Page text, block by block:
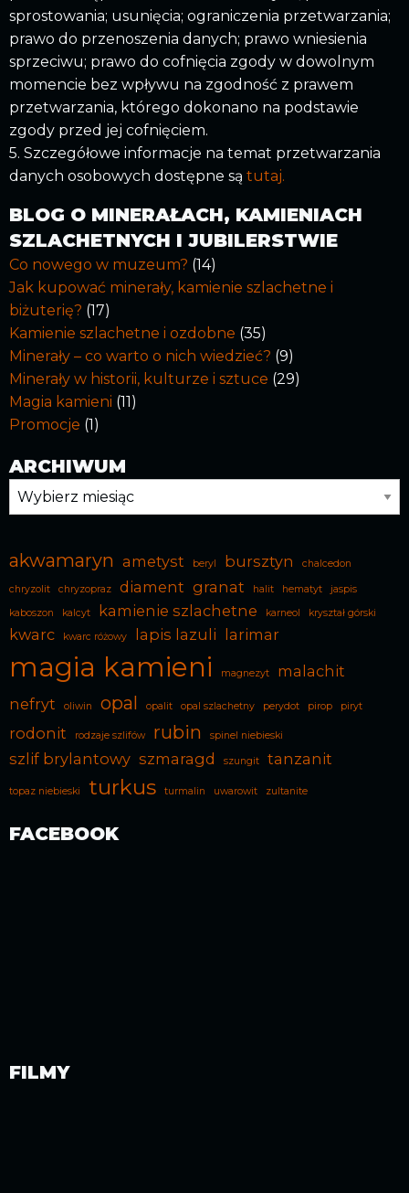
sprostowania; usunięcia; ograniczenia przetwarzania;
prawo do przenoszenia danych; prawo wniesienia
sprzeciwu; prawo do cofnięcia zgody w dowolnym
momencie bez wpływu na zgodność z prawem
przetwarzania, którego dokonano na podstawie
zgody przed jej cofnięciem.
5. Szczegółowe informacje na temat przetwarzania
danych osobowych dostępne są tutaj.
BLOG O MINERAŁACH, KAMIENIACH
SZLACHETNYCH I JUBILERSTWIE
Co nowego w muzeum? (14)
Jak kupować minerały, kamienie szlachetne i
biżuterię? (17)
Kamienie szlachetne i ozdobne (35)
Minerały – co warto o nich wiedzieć? (9)
Minerały w historii, kulturze i sztuce (29)
Magia kamieni (11)
Promocje (1)
ARCHIWUM
Archiwum
akwamaryn ametyst beryl bursztyn chalcedon
chryzolit chryzopraz diament granat halit hematyt
jaspis
kaboszon
kalcyt kamienie szlachetne karneol kryształ górski
kwarc kwarc różowy lapis lazuli larimar
magia kamieni magnezyt
malachit
nefryt
oliwin opal opalit opal szlachetny perydot pirop piryt
rodonit rodzaje szlifów rubin spinel niebieski
szlif brylantowy szmaragd szungit tanzanit
topaz niebieski turkus turmalin uwarowit zultanite
FACEBOOK
FILMY